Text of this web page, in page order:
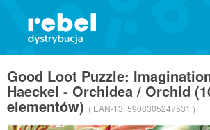
Good Loot Puzzle:
Haeckel - Orchidea / Orchid
elementów) ( EAN-13:5908305247531 )